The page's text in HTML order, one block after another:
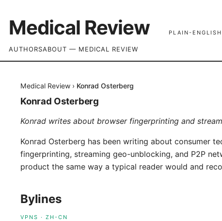
Medical Review PLAIN-
AUTHORSABOUT — MEDICAL REVIEW
Medical Review › Konrad Osterberg
Konrad Osterberg
Konrad writes about browser fingerprinting and
Konrad Osterberg has been writing about consumer
fingerprinting, streaming geo-unblocking, and P2P
product the same way a typical reader would and
Bylines
VPNS · ZH-CN